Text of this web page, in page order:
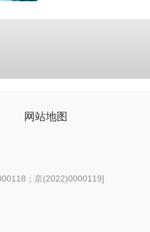
网站地图
；京(2022)0000119]